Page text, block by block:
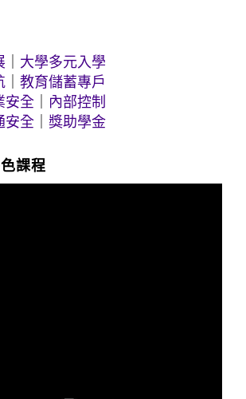
大學多元入學
教育儲蓄專戶
安全
內部控制
安全 獎助學金
課程